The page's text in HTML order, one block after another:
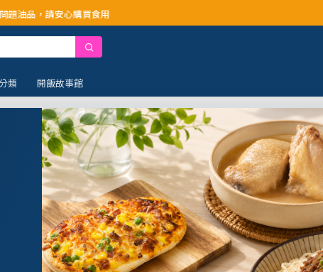
買食用
類 開飯故事館